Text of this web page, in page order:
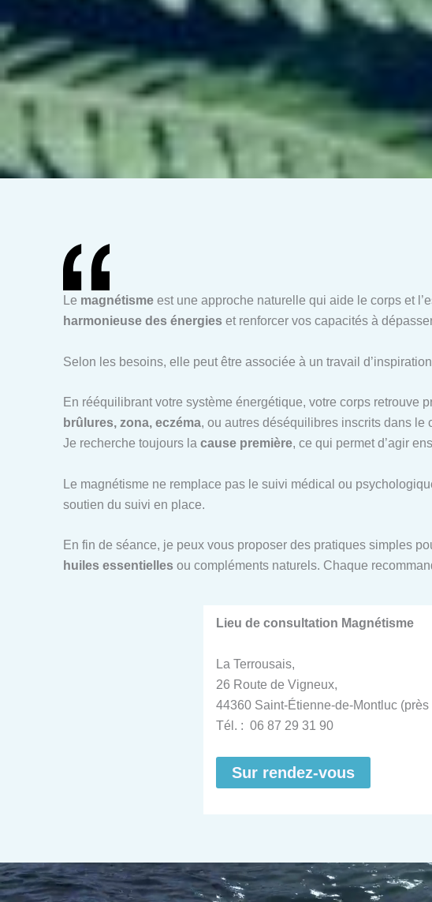
Le magnétisme est une approche naturelle qui aide le corps et
harmonieuse des énergies et renforcer vos capacités à
Selon les besoins, elle peut être associée à un travail d’inspiration
En rééquilibrant votre système énergétique, votre corps retrouve
brûlures, zona, eczéma, ou autres déséquilibres inscrits dans le
Je recherche toujours la cause première, ce qui permet d’agir
Le magnétisme ne remplace pas le suivi médical ou
soutien du suivi en place.
En fin de séance, je peux vous proposer des pratiques simples
huiles essentielles ou compléments naturels. Chaque
Lieu de consultation Magnétisme
La Terrousais,
26 Route de Vigneux,
44360 Saint-Étienne-de-Montluc (près
Tél. : 06 87 29 31 90
Sur rendez-vous